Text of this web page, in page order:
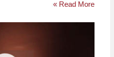
Read More »